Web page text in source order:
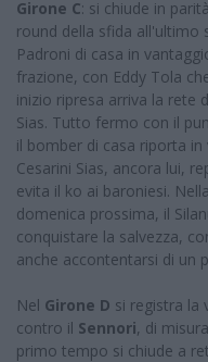
Girone C: si chiude in
round della sfida all'ultimo
Padroni di casa in
frazione, con Eddy Tola
inizio ripresa arriva la rete
Sias. Tutto fermo con il
il bomber di casa riporta
Cesarini Sias, ancora lui,
evita il ko ai baroniesi.
domenica prossima, il
conquistare la salvezza,
anche accontentarsi di un
Nel Girone D si registra la
contro il Sennori, di
primo tempo si chiude a